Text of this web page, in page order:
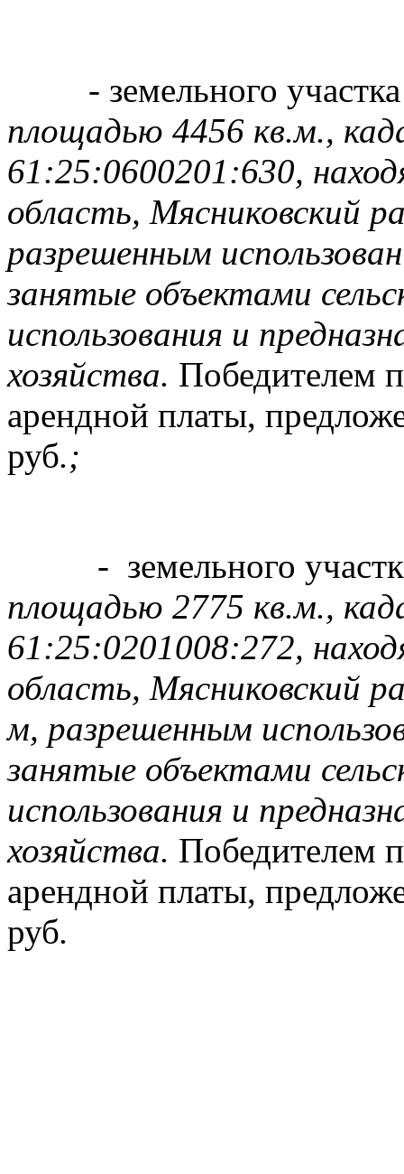
- земельного
площадью 4456 кв.м.,
61:25:0600201:630,
область, Мясниковский
разрешенным
занятые объектами
использования и
хозяйства. Победителем
арендной платы,
руб.;
- земельного
площадью 2775 кв.м.,
61:25:0201008:272,
область, Мясниковский
м, разрешенным
занятые объектами
использования и
хозяйства. Победителем
арендной платы,
руб.